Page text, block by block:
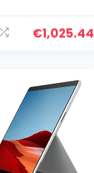
€1,025.44